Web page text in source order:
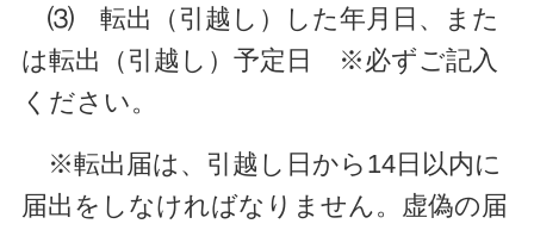
⑶ 転出（引越し）した年月日、また
は転出（引越し）予定日 ※必ずご記入
ください。
※転出届は、引越し日から14日以内に
届出をしなければなりません。虚偽の届